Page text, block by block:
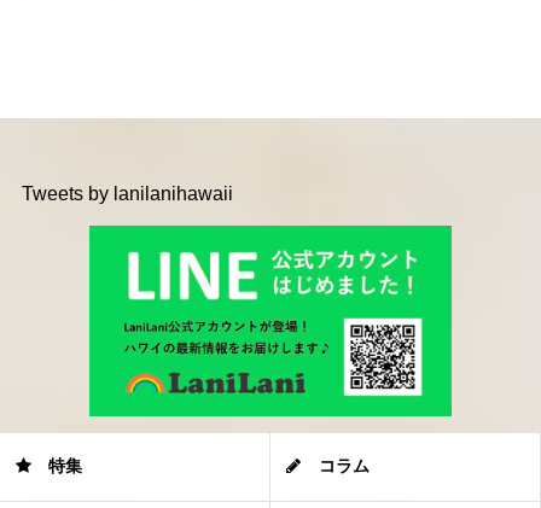
Tweets by lanilanihawaii
特集 コラム